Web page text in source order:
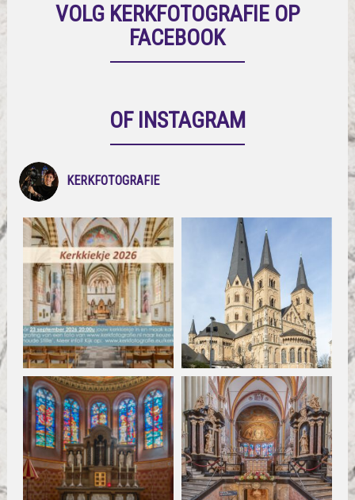
VOLG KERKFOTOGRAFIE OP
FACEBOOK
OF INSTAGRAM
KERKFOTOGRAFIE